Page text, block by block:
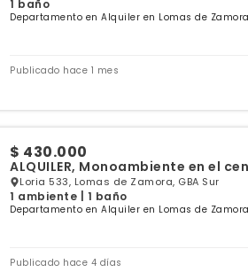
1 baño
Departamento en Alquiler en Lomas de
Publicado hace 1 mes
$ 430.000
ALQUILER, Monoambiente en el
Loria 533, Lomas de Zamora, GBA Sur
1 ambiente | 1 baño
Departamento en Alquiler en Lomas de
Publicado hace 4 días